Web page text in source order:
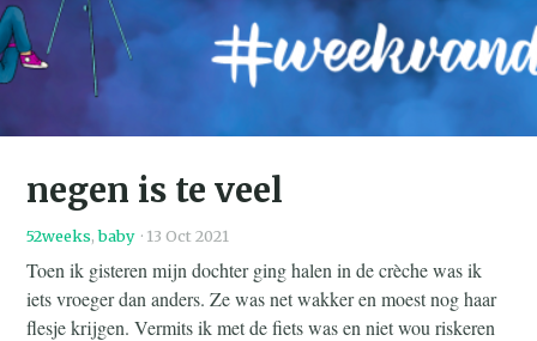
negen is te veel
52weeks,baby· 13 Oct 2021
Toen ik gisteren mijn dochter ging halen in de crèche was ik
iets vroeger dan anders. Ze was net wakker en moest nog haar
flesje krijgen. Vermits ik met de fiets was en niet wou riskeren